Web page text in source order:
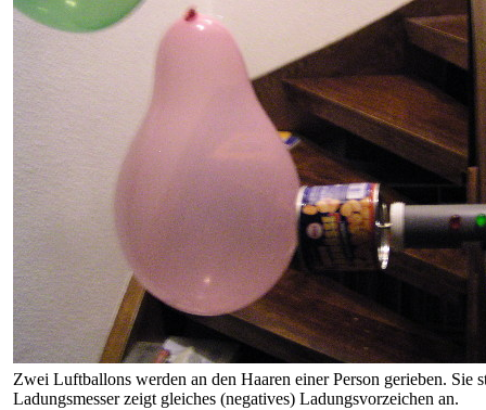
Zwei Luftballons werden an den Haaren einer Person gerieben. Sie
Ladungsmesser zeigt gleiches (negatives) Ladungsvorzeichen an.